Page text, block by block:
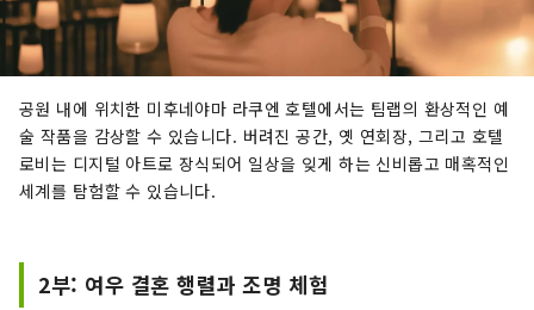
공원 내에 위치한 미후네야마 라쿠엔 호텔에서는 팀랩의 환상적인 예
술 작품을 감상할 수 있습니다. 버려진 공간, 옛 연회장, 그리고 호텔
로비는 디지털 아트로 장식되어 일상을 잊게 하는 신비롭고 매혹적인
세계를 탐험할 수 있습니다.
2부: 여우 결혼 행렬과 조명 체험